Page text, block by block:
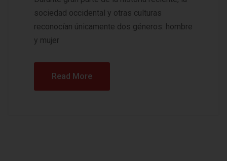
sociedad occidental y otras culturas
reconocían únicamente dos géneros: hombre
y mujer
Read More